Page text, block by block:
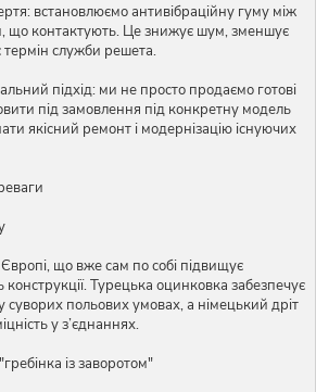
встановлюємо антивібраційну гуму між
що контактують. Це знижує шум, зменшує
термін служби решета.
підхід: ми не просто продаємо готові
під замовлення під конкретну модель
якісний ремонт і модернізацію існуючих
що вже сам по собі підвищує
конструкції. Турецька оцинковка забезпечує
у суворих польових умовах, а німецький дріт
у з’єднаннях.
із заворотом"